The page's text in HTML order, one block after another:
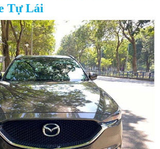
Tự Lái